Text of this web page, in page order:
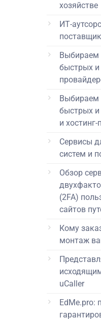
хозяйстве
ИТ-
Выбираем
быстрых и
Выбираем
быстрых
и
Сервисы
систем и
Обзор
(2FA)
сайтов
Кому
монтаж
uCaller
EdMe.pro: